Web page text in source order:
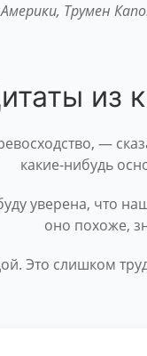
Трумен
из
—
какие-нибудь
уверена, что
оно похоже,
Это слишком